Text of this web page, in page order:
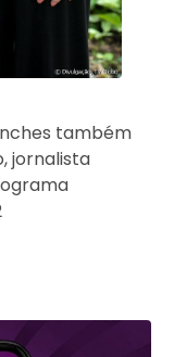
também
jornalista